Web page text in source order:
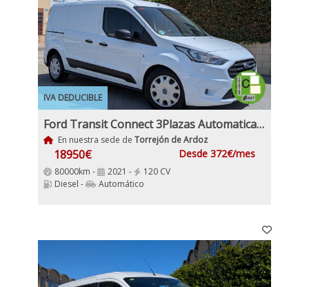
IVA DEDUCIBLE
Ford Transit Connect 3Plazas Automatica 1.5EcoBlue 120Cv Etiqueta C IVA y Garantia Inc
En nuestra sede de Torrejón de Ardoz
18950€ Desde 372€/mes
80000km - 2021 -
120 CV
Diesel -
Automático